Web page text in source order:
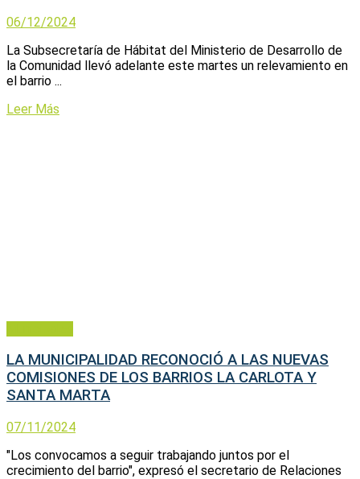
06/12/2024
La Subsecretaría de Hábitat del Ministerio de Desarrollo de
la Comunidad llevó adelante este martes un relevamiento en
el barrio ...
Leer Más
LA MUNICIPALIDAD RECONOCIÓ A LAS NUEVAS
COMISIONES DE LOS BARRIOS LA CARLOTA Y
SANTA MARTA
07/11/2024
"Los convocamos a seguir trabajando juntos por el
crecimiento del barrio", expresó el secretario de Relaciones